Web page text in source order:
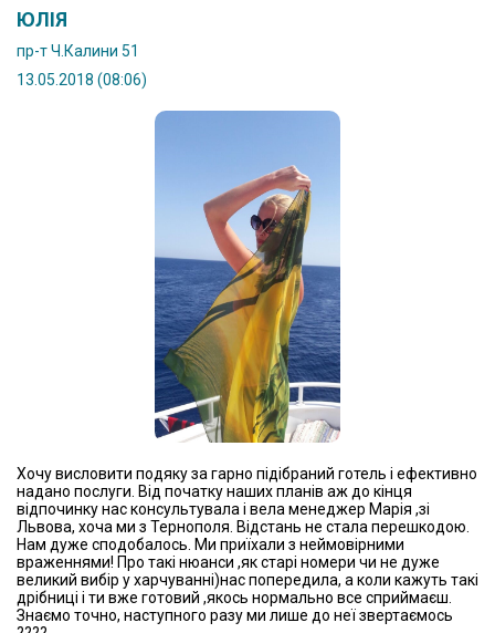
ЮЛІЯ
пр-т Ч.Калини 51
13.05.2018 (08:06)
Хочу висловити подяку за гарно підібраний готель і ефективно
надано послуги. Від початку наших планів аж до кінця
відпочинку нас консультувала і вела менеджер Марія ,зі
Львова, хоча ми з Тернополя. Відстань не стала перешкодою.
Нам дуже сподобалось. Ми приїхали з неймовірними
враженнями! Про такі нюанси ,як старі номери чи не дуже
великий вибір у харчуванні)нас попередила, а коли кажуть такі
дрібниці і ти вже готовий ,якось нормально все сприймаєш.
Знаємо точно, наступного разу ми лише до неї звертаємось